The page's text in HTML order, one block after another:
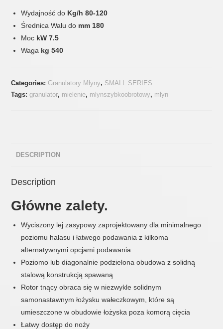
Wydajność do Kg/h 80-120
Średnica Wału do mm 180
Moc kW 7.5
Waga kg 540
Categories: Granulatory Młyny, SMALL SERIES
Tags:granulator, mielenie, mlynszybkoobrotowy, młyn
DESCRIPTION
Description
Główne zalety.
Wyciszony lej zasypowy zaprojektowany dla minimalnego
poziomu hałasu i łatwego podawania z kilkoma
alternatywnymi opcjami podawania
Poziomo lub diagonalnie podzielona obudowa z solidną
stalową konstrukcją spawaną
Rotor tnący obraca się w niezwykle solidnym
samonastawnym łożysku wałeczkowym, które są
umieszczone w obudowie łożyska poza komorą cięcia
Łatwy dostęp do noży